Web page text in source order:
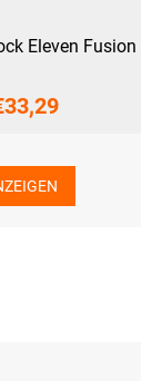
Eleven Fusion